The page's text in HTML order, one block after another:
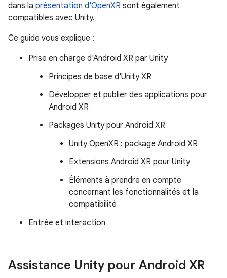
dans la présentation d'OpenXR sont également
compatibles avec Unity.
Ce guide vous explique :
Prise en charge d'Android XR par Unity
Principes de base d'Unity XR
Développer et publier des applications pour
Android XR
Packages Unity pour Android XR
Unity OpenXR : package Android XR
Extensions Android XR pour Unity
Éléments à prendre en compte
concernant les fonctionnalités et la
compatibilité
Entrée et interaction
Assistance Unity pour Android XR